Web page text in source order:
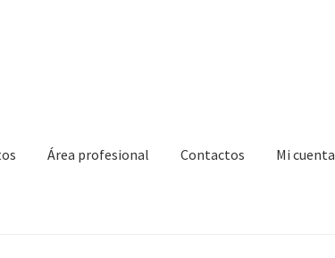
Área profesional Contactos Mi cuenta